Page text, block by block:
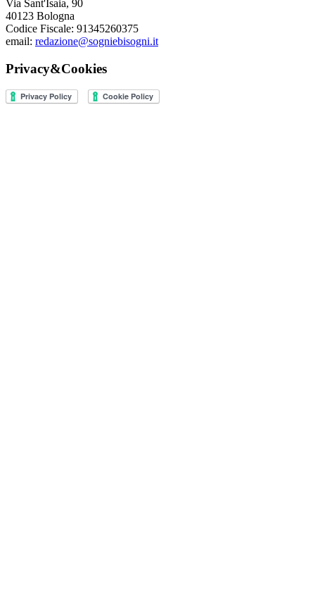
Via Sant'Isaia, 90
40123 Bologna
Codice Fiscale: 91345260375
email: redazione@sogniebisogni.it
Privacy&Cookies